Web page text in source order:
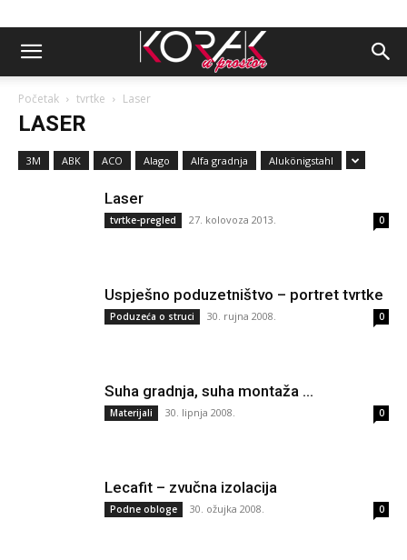
Početak tvrtke Laser
LASER
3M ABK ACO Alago Alfa gradnja Alukönigstahl
Laser
tvrtke-pregled 27. kolovoza 2013. 0
Uspješno poduzetništvo – portret tvrtke
Poduzeća o struci 30. rujna 2008. 0
Suha gradnja, suha montaža …
Materijali 30. lipnja 2008. 0
Lecafit – zvučna izolacija
Podne obloge 30. ožujka 2008. 0